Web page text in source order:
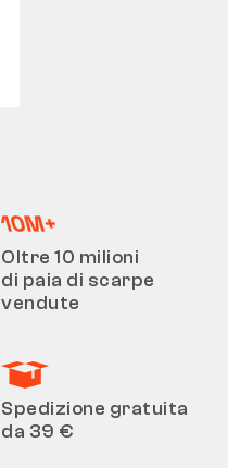
Oltre 10 milioni
di paia di scarpe
vendute
Spedizione gratuita
da 39 €